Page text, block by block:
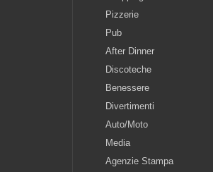
Pizzerie
Pub
After Dinner
Discoteche
Benessere
Divertimenti
Auto/Moto
Media
Agenzie Stampa